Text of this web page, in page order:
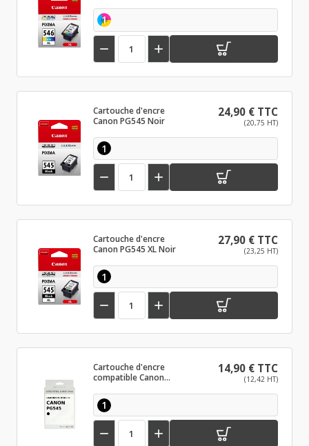
1
 
Cartouche d'encre
Canon PG545 Noir
24,90 € TTC
(20,75 HT)
1
 
Cartouche d'encre
Canon PG545 XL Noir
27,90 € TTC
(23,25 HT)
1
 
Cartouche d'encre
compatible Canon
14,90 € TTC
(12,42 HT)
1
 